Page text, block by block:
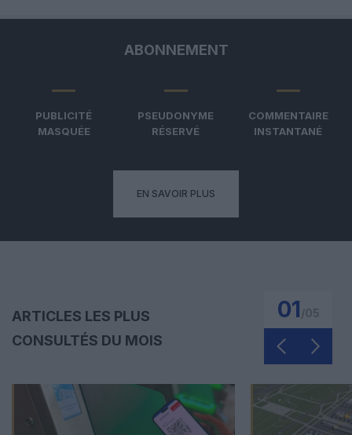
ABONNEMENT
PUBLICITÉ
MASQUÉE
PSEUDONYME
RÉSERVÉ
COMMENTAIRE
INSTANTANÉ
EN SAVOIR PLUS
ARTICLES LES PLUS
CONSULTÉS DU MOIS
01